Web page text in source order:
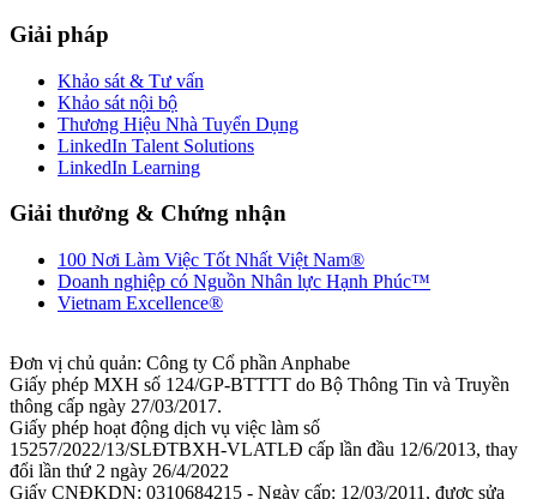
Giải pháp
Khảo sát & Tư vấn
Khảo sát nội bộ
Thương Hiệu Nhà Tuyển Dụng
LinkedIn Talent Solutions
LinkedIn Learning
Giải thưởng & Chứng nhận
100 Nơi Làm Việc Tốt Nhất Việt Nam®
Doanh nghiệp có Nguồn Nhân lực Hạnh Phúc™
Vietnam Excellence®
Đơn vị chủ quản: Công ty Cổ phần Anphabe
Giấy phép MXH số 124/GP-BTTTT do Bộ Thông Tin và Truyền
thông cấp ngày 27/03/2017.
Giấy phép hoạt động dịch vụ việc làm số
15257/2022/13/SLĐTBXH-VLATLĐ cấp lần đầu 12/6/2013, thay
đổi lần thứ 2 ngày 26/4/2022
Giấy CNĐKDN: 0310684215 - Ngày cấp: 12/03/2011, được sửa